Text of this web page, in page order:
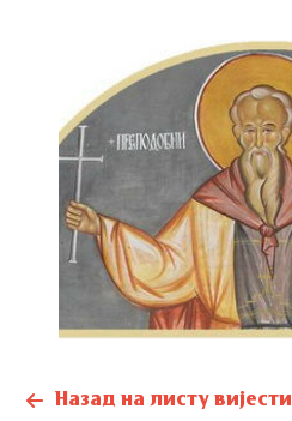
Назад на листу вијести